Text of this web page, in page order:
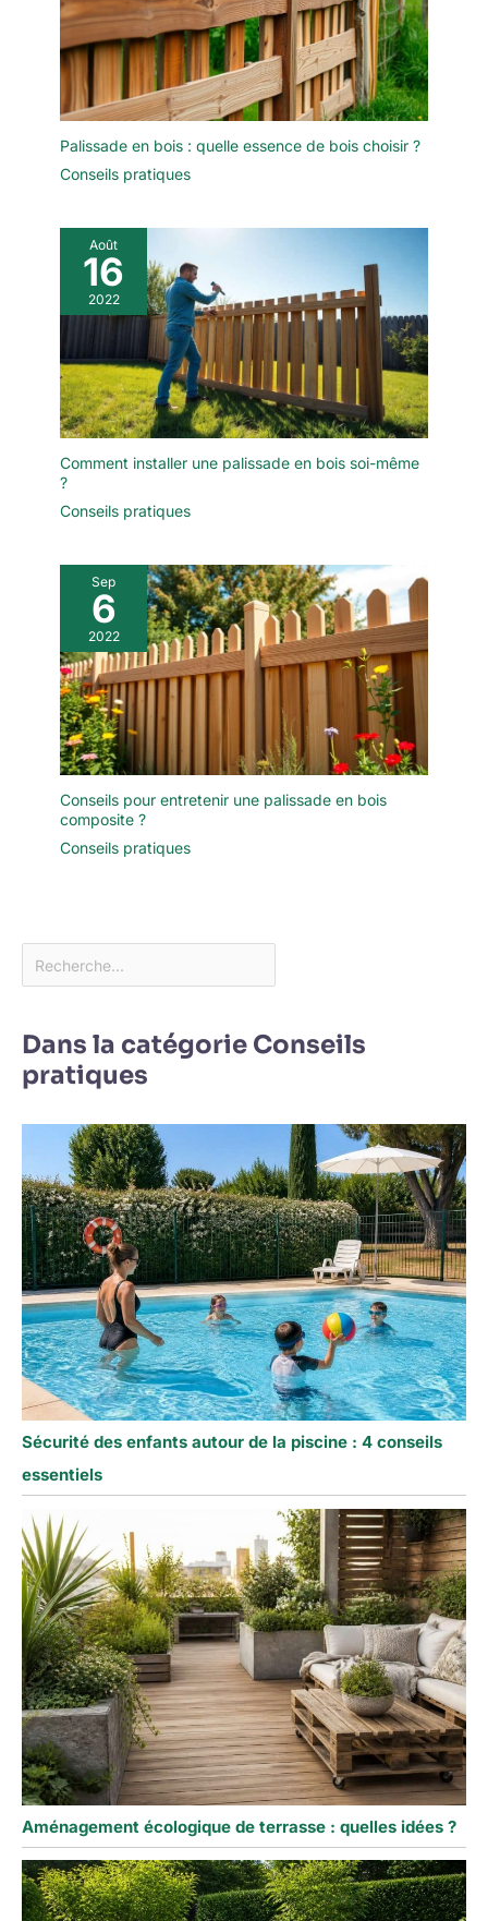
Palissade en bois : quelle essence de bois choisir ?
Conseils pratiques
Août
16
2022
Comment installer une palissade en bois soi-même
?
Conseils pratiques
Sep
6
2022
Conseils pour entretenir une palissade en bois
composite ?
Conseils pratiques
Dans la catégorie Conseils
pratiques
Sécurité des enfants autour de la piscine : 4 conseils
essentiels
Aménagement écologique de terrasse : quelles idées ?